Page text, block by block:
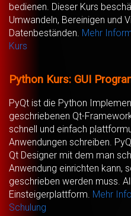
bedienen. Dieser Kurs
Umwandeln, Bereinigen und
Datenbeständen. Mehr
Kurs
Python Kurs: GUI
PyQt ist die Python
geschriebenen Qt-
schnell und einfach
Anwendungen schreiben.
Qt Designer mit dem man
Anwendung einrichten kann,
geschrieben werden muss.
Einsteigerplattform. Mehr
Schulung